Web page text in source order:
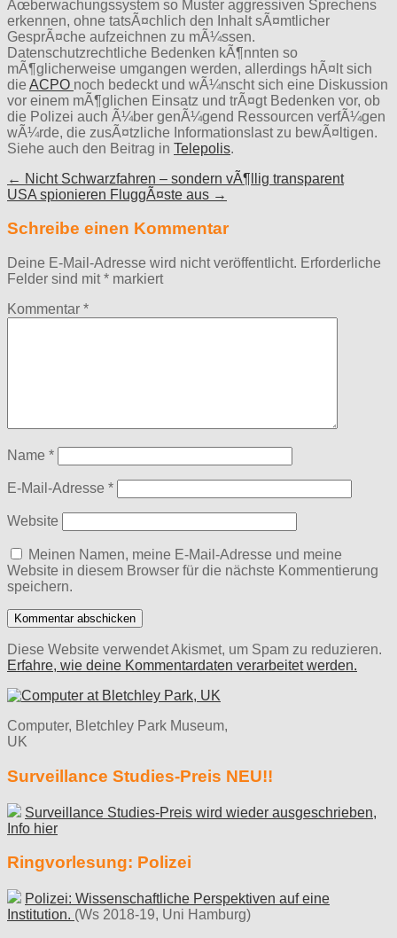
Ãœberwachungssystem so Muster aggressiven Sprechens
erkennen, ohne tatsÃ¤chlich den Inhalt sÃ¤mtlicher
GesprÃ¤che aufzeichnen zu mÃ¼ssen.
Datenschutzrechtliche Bedenken kÃ¶nnten so
mÃ¶glicherweise umgangen werden, allerdings hÃ¤lt sich
die ACPO noch bedeckt und wÃ¼nscht sich eine Diskussion
vor einem mÃ¶glichen Einsatz und trÃ¤gt Bedenken vor, ob
die Polizei auch Ã¼ber genÃ¼gend Ressourcen verfÃ¼gen
wÃ¼rde, die zusÃ¤tzliche Informationslast zu bewÃ¤ltigen.
Siehe auch den Beitrag in Telepolis.
Post
navigation
← Nicht Schwarzfahren – sondern vÃ¶llig transparent
USA spionieren FluggÃ¤ste aus →
Schreibe einen Kommentar
Deine E-Mail-Adresse wird nicht veröffentlicht. Erforderliche
Felder sind mit* markiert
Kommentar *
Name *
E-Mail-Adresse *
Website
Meinen Namen, meine E-Mail-Adresse und meine
Website in diesem Browser für die nächste Kommentierung
speichern.
Diese Website verwendet Akismet, um Spam zu reduzieren.
Erfahre, wie deine Kommentardaten verarbeitet werden.
Computer, Bletchley Park Museum,
UK
Surveillance Studies-Preis NEU!!
Surveillance Studies-Preis wird wieder ausgeschrieben,
Info hier
Ringvorlesung: Polizei
Polizei: Wissenschaftliche Perspektiven auf eine
Institution. (Ws 2018-19, Uni Hamburg)